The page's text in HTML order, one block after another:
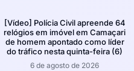
[Vídeo] Polícia Civil apreende 64
relógios em imóvel em Camaçari
de homem apontado como líder
do tráfico nesta quinta-feira (6)
6 de agosto de 2026